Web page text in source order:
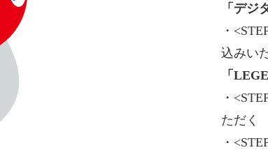
「デジ
・
込みい
「
・
ただく
・